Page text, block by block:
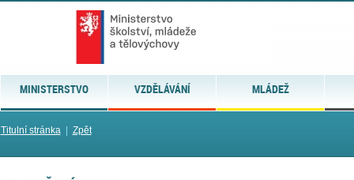
MINISTERSTVO VZDĚLÁVÁNÍ MLÁDEŽ
Titulní stránka| Zpět